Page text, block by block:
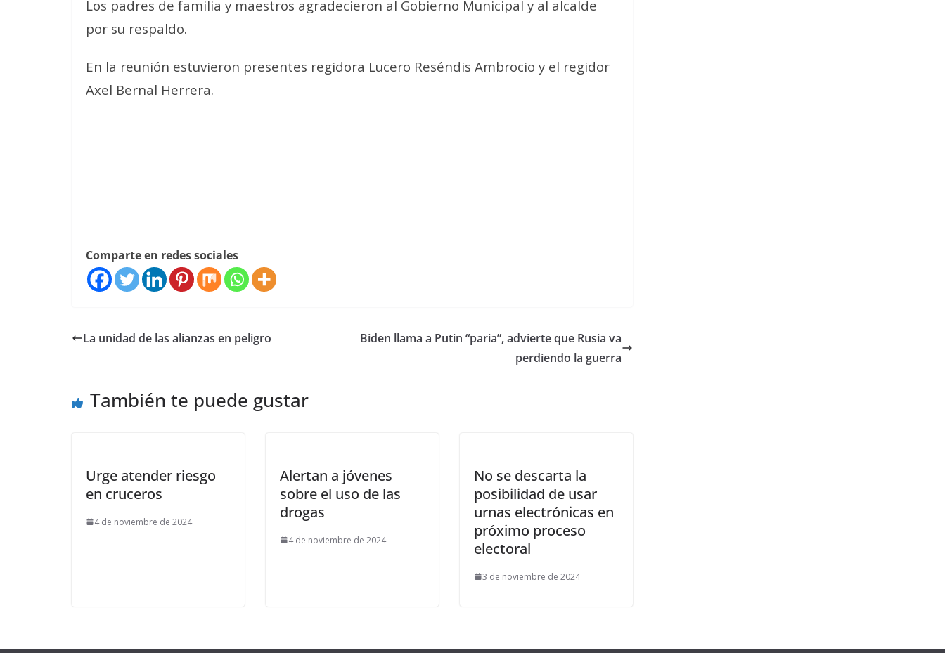
Los padres de familia y maestros agradecieron al Gobierno Municipal y al alcalde
por su respaldo.
En la reunión estuvieron presentes regidora Lucero Reséndis Ambrocio y el regidor
Axel Bernal Herrera.
Comparte en redes sociales
La unidad de las alianzas en peligro
Biden llama a Putin “paria”, advierte que Rusia va
perdiendo la guerra
También te puede gustar
Urge atender riesgo
en cruceros
4 de noviembre de 2024
Alertan a jóvenes
sobre el uso de las
drogas
4 de noviembre de 2024
No se descarta la
posibilidad de usar
urnas electrónicas en
próximo proceso
electoral
3 de noviembre de 2024